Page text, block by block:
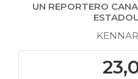
UN REPORTERO